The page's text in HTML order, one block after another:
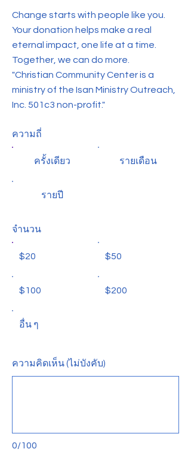
Change starts with people like you.
Your donation helps make a real
eternal impact, one life at a time.
Together, we can do more.
"Christian Community Center is a
ministry of the Isan Ministry Outreach,
Inc. 501c3 non-profit."
ความถี่
ครั้งเดียว รายเดือน
รายปี
จำนวน
$20 $50
$100 $200
อื่น ๆ
0/100
ความคิดเห็น (ไม่บังคับ)